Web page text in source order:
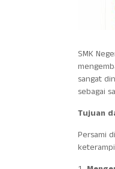
SMK
sangat
sebagai
Tujuan
Persami